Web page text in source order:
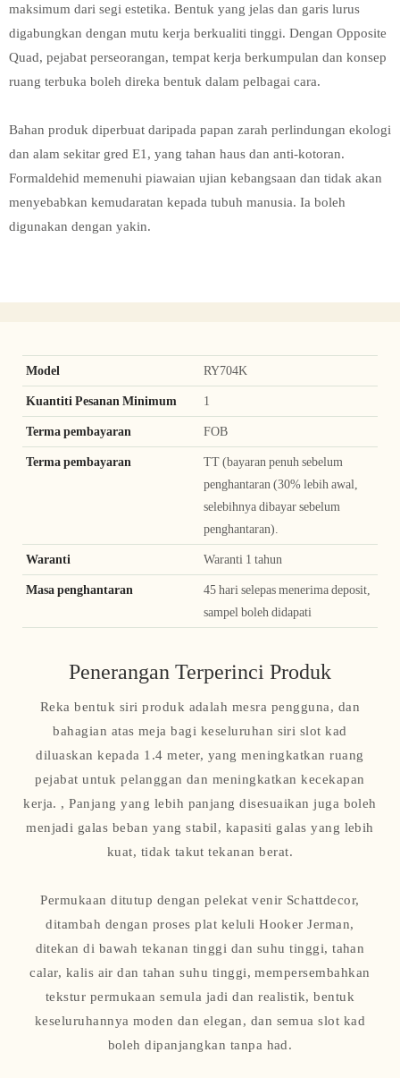
maksimum dari segi estetika. Bentuk yang jelas dan garis lurus
digabungkan dengan mutu kerja berkualiti tinggi. Dengan Opposite
Quad, pejabat perseorangan, tempat kerja berkumpulan dan konsep
ruang terbuka boleh direka bentuk dalam pelbagai cara.
Bahan produk diperbuat daripada papan zarah perlindungan ekologi
dan alam sekitar gred E1, yang tahan haus dan anti-kotoran.
Formaldehid memenuhi piawaian ujian kebangsaan dan tidak akan
menyebabkan kemudaratan kepada tubuh manusia. Ia boleh
digunakan dengan yakin.
Model RY704K
Kuantiti Pesanan Minimum 1
Terma pembayaran FOB
Terma pembayaran
TT (bayaran penuh sebelum
penghantaran (30% lebih awal,
selebihnya dibayar sebelum
penghantaran).
Waranti Waranti 1 tahun
Masa penghantaran
45 hari selepas menerima deposit,
sampel boleh didapati
Penerangan Terperinci Produk
Reka bentuk siri produk adalah mesra pengguna, dan
bahagian atas meja bagi keseluruhan siri slot kad
diluaskan kepada 1.4 meter, yang meningkatkan ruang
pejabat untuk pelanggan dan meningkatkan kecekapan
kerja. , Panjang yang lebih panjang disesuaikan juga boleh
menjadi galas beban yang stabil, kapasiti galas yang lebih
kuat, tidak takut tekanan berat.
Permukaan ditutup dengan pelekat venir Schattdecor,
ditambah dengan proses plat keluli Hooker Jerman,
ditekan di bawah tekanan tinggi dan suhu tinggi, tahan
calar, kalis air dan tahan suhu tinggi, mempersembahkan
tekstur permukaan semula jadi dan realistik, bentuk
keseluruhannya moden dan elegan, dan semua slot kad
boleh dipanjangkan tanpa had.